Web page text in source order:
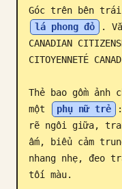
Góc trên bên trái
lá phong đỏ
.
CANADIAN
CITOYENNETÉ
Thẻ bao gồm ảnh
một
phụ nữ trẻ
rẽ ngôi giữa,
ấm, biểu cảm
nhang nhẹ, đeo
tối màu.